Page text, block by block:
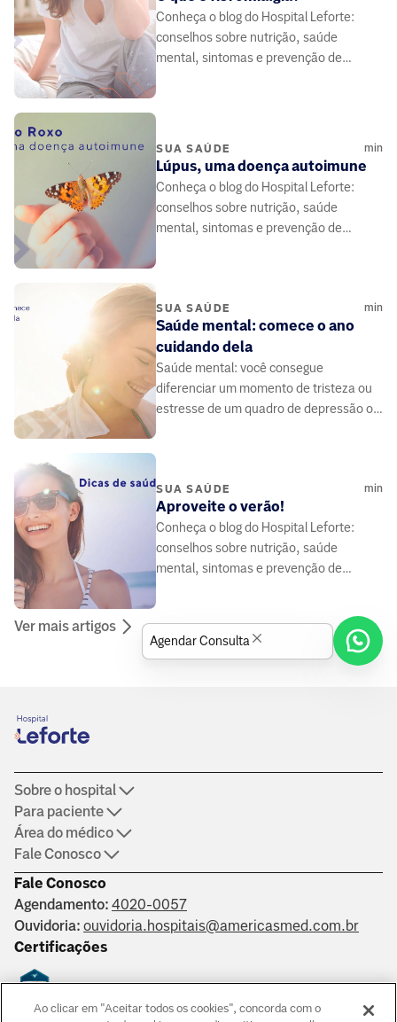
Conheça o blog do Hospital Leforte:
conselhos sobre nutrição, saúde
mental, sintomas e prevenção de
SUA SAÚDE min
Lúpus, uma doença autoimune
Conheça o blog do Hospital Leforte:
conselhos sobre nutrição, saúde
mental, sintomas e prevenção de
SUA SAÚDE min
Saúde mental: comece o ano
cuidando dela
Saúde mental: você consegue
diferenciar um momento de tristeza ou
estresse de um quadro de depressão ou
SUA SAÚDE min
Aproveite o verão!
Conheça o blog do Hospital Leforte:
conselhos sobre nutrição, saúde
mental, sintomas e prevenção de
Ver mais artigos
Fale Conosco
Agendamento: 4020-0057
Ouvidoria: ouvidoria.hospitais@americasmed.com.br
Certificações
Sobre o hospital
Para paciente
Área do médico
Fale Conosco
Agendar Consulta
Ao clicar em "Aceitar todos os cookies", concorda com o